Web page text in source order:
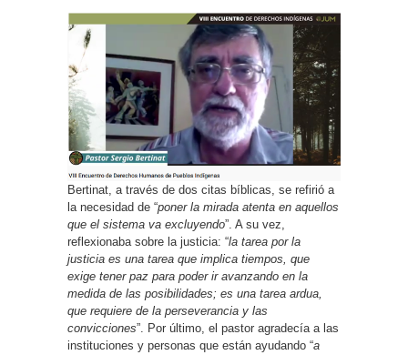
Bertinat, a través de dos citas bíblicas, se refirió a
la necesidad de “poner la mirada atenta en aquellos
que el sistema va excluyendo”. A su vez,
reflexionaba sobre la justicia: “la tarea por la
justicia es una tarea que implica tiempos, que
exige tener paz para poder ir avanzando en la
medida de las posibilidades; es una tarea ardua,
que requiere de la perseverancia y las
convicciones”. Por último, el pastor agradecía a las
instituciones y personas que están ayudando “a